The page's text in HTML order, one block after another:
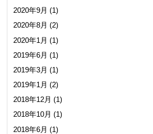
2020年9月 (1)
2020年8月 (2)
2020年1月 (1)
2019年6月 (1)
2019年3月 (1)
2019年1月 (2)
2018年12月 (1)
2018年10月 (1)
2018年6月 (1)